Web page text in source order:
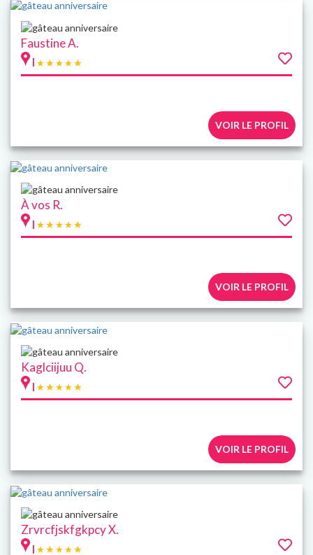
Faustine A.
|
VOIR LE PROFIL
À vos R.
|
VOIR LE PROFIL
Kaglciijuu Q.
|
VOIR LE PROFIL
Zrvrcfjskfgkpcy X.
|